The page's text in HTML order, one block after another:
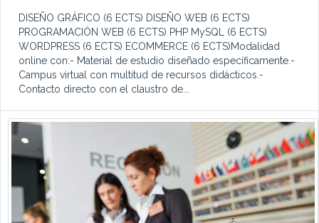
DISEÑO GRÁFICO (6 ECTS) DISEÑO WEB (6 ECTS)
PROGRAMACIÓN WEB (6 ECTS) PHP MySQL (6 ECTS)
WORDPRESS (6 ECTS) ECOMMERCE (6 ECTS)Modalidad
online con:- Material de estudio diseñado específicamente.-
Campus virtual con multitud de recursos didácticos.-
Contacto directo con el claustro de...